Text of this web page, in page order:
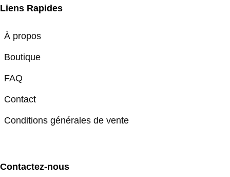
Liens Rapides
À propos
Boutique
FAQ
Contact
Conditions générales de vente
Contactez-nous